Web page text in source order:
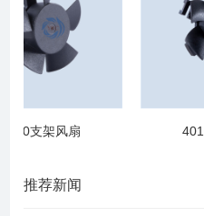
支架风扇
推荐新闻